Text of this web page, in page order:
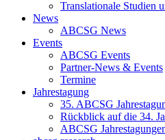
Translationale Studien
News
ABCSG News
Events
ABCSG Events
Partner-News & Events
Termine
Jahrestagung
35. ABCSG
Rückblick auf die 34.
ABCSG